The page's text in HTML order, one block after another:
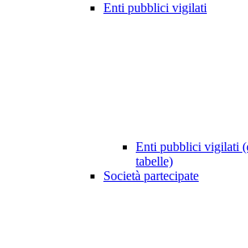
Enti pubblici vigilati
Enti pubblici vigilati
tabelle)
Società partecipate